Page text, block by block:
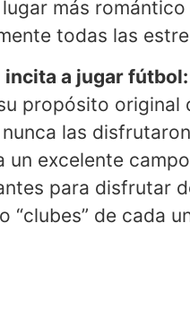
más
todas las
incita a jugar fútbol:
propósito original
las
un excelente
para disfrutar
“clubes” de cada